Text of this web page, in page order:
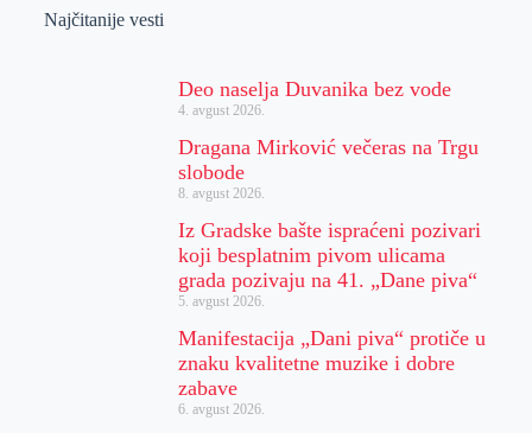
Najčitanije vesti
Deo naselja Duvanika bez vode
4. avgust 2026.
Dragana Mirković večeras na Trgu
slobode
8. avgust 2026.
Iz Gradske bašte ispraćeni pozivari
koji besplatnim pivom ulicama
grada pozivaju na 41. „Dane piva“
5. avgust 2026.
Manifestacija „Dani piva“ protiče u
znaku kvalitetne muzike i dobre
zabave
6. avgust 2026.